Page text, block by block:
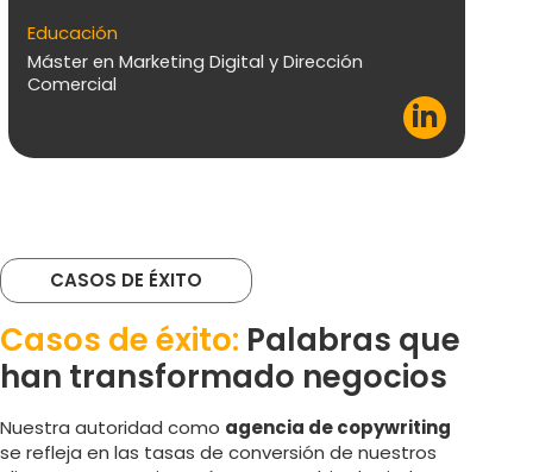
Educación
Máster en Marketing Digital y Dirección
Comercial
in
CASOS DE ÉXITO
Casos de éxito: Palabras que
han transformado negocios
Nuestra autoridad como agencia de copywriting
se refleja en las tasas de conversión de nuestros